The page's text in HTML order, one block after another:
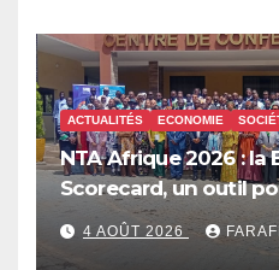
ACTUALITÉS ECONOMIE
NTA Afrique 2026 : la
Scorecard, un outil
les dépenses
4 AOÛT 2026